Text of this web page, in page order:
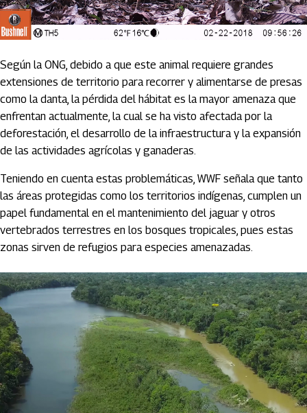
Según la ONG, debido a que este animal requiere grandes
extensiones de territorio para recorrer y alimentarse de presas
como la danta, la pérdida del hábitat es la mayor amenaza que
enfrentan actualmente, la cual se ha visto afectada por la
deforestación, el desarrollo de la infraestructura y la expansión
de las actividades agrícolas y ganaderas.
Teniendo en cuenta estas problemáticas, WWF señala que tanto
las áreas protegidas como los territorios indígenas, cumplen un
papel fundamental en el mantenimiento del jaguar y otros
vertebrados terrestres en los bosques tropicales, pues estas
zonas sirven de refugios para especies amenazadas.